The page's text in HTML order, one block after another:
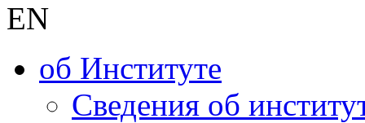
EN
об Институте
Сведения об